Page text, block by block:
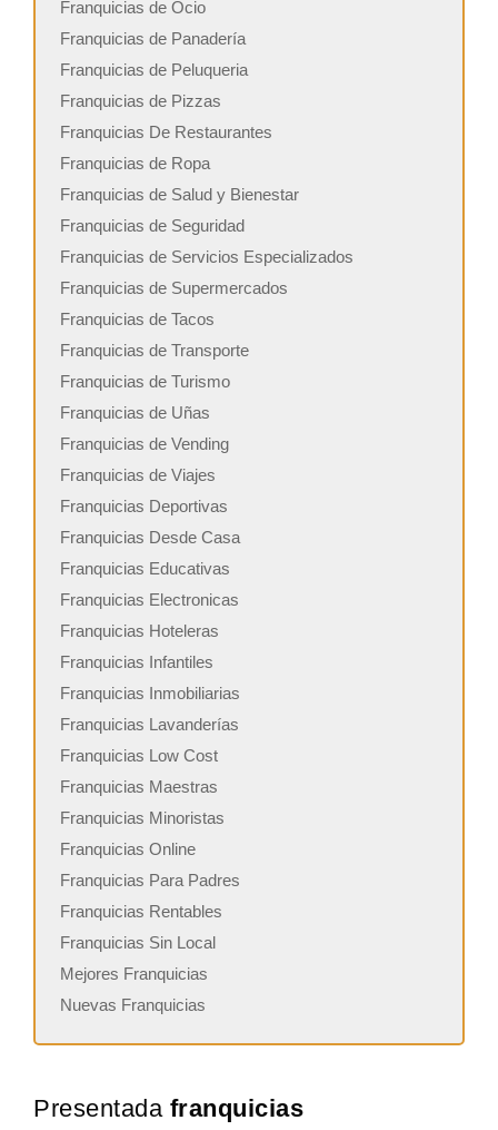
Franquicias de Ocio
Franquicias de Panadería
Franquicias de Peluqueria
Franquicias de Pizzas
Franquicias De Restaurantes
Franquicias de Ropa
Franquicias de Salud y Bienestar
Franquicias de Seguridad
Franquicias de Servicios Especializados
Franquicias de Supermercados
Franquicias de Tacos
Franquicias de Transporte
Franquicias de Turismo
Franquicias de Uñas
Franquicias de Vending
Franquicias de Viajes
Franquicias Deportivas
Franquicias Desde Casa
Franquicias Educativas
Franquicias Electronicas
Franquicias Hoteleras
Franquicias Infantiles
Franquicias Inmobiliarias
Franquicias Lavanderías
Franquicias Low Cost
Franquicias Maestras
Franquicias Minoristas
Franquicias Online
Franquicias Para Padres
Franquicias Rentables
Franquicias Sin Local
Mejores Franquicias
Nuevas Franquicias
Presentada franquicias